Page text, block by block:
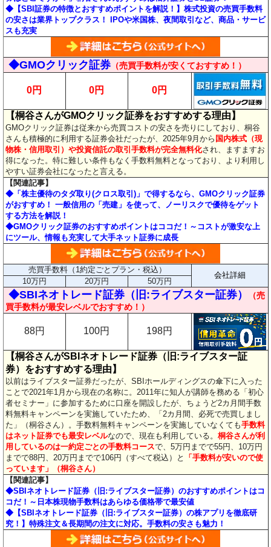
◆【SBI証券の特徴とおすすめポイントを解説！】株式投資の売買手数料
の安さは業界トップクラス！ IPOや米国株、夜間取引など、商品・サービ
スも充実
◆GMOクリック証券（売買手数料が安くておすすめ！）
0円 0円 0円
【桐谷さんがGMOクリック証券をおすすめする理由】
GMOクリック証券は従来から売買コストの安さを売りにしており、桐谷
さんも積極的に利用する証券会社だったが、2025年9月から 国内株式（現
物株・信用取引）や投資信託の取引手数料が完全無料化され、ますますお
得になった。特に難しい条件もなく手数料無料となっており、より利用し
やすい証券会社になったと言える。
【関連記事】
◆「株主優待のタダ取り(クロス取引)」で得するなら、GMOクリック証券
がおすすめ！ 一般信用の「売建」を使って、ノーリスクで優待をゲット
する方法を解説！
◆GMOクリック証券のおすすめポイントはココだ！～コストが激安な上
にツール、情報も充実して大手ネット証券に成長
売買手数料（1約定ごとプラン・税込）
会社詳細
10万円 20万円 50万円
◆SBIネオトレード証券（旧:ライブスター証券）
（売
買手数料が最安レベルでおすすめ！）
88円 100円 198円
【桐谷さんがSBIネオトレード証券（旧:ライブスター証
券）をおすすめする理由】
以前はライブスター証券だったが、SBIホールディングスの傘下に入った
ことで2021年1月から現在の名称に。2011年に知人が講師を務める「初心
者セミナー」に参加するために口座を開設したが、ちょうど2カ月間手数
料無料キャンペーンを実施していたため、「2カ月間、必死で売買しまし
た」（桐谷さん）。手数料無料キャンペーンを実施していなくても手数料
はネット証券でも最安レベルなので、現在も利用している。 桐谷さんが利
用しているのは一約定ごとの手数料コースで、5万円までで55円、10万円
までで88円、20万円までで106円（すべて税込）と
「手数料が安いので使
っています」（桐谷さん）
【関連記事】
◆SBIネオトレード証券（旧:ライブスター証券）のおすすめポイントはコ
コだ！～日本株現物手数料はあらゆる価格帯で最安値
◆【SBIネオトレード証券（旧:ライブスター証券）の株アプリを徹底研
究！】特殊注文＆長期間の注文に対応。手数料の安さも魅力！